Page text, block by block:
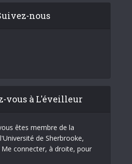
nous
vous à L'éveilleur
êtes membre de la
de Sherbrooke,
connecter, à droite, pour